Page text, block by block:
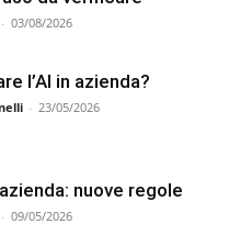
- 03/08/2026
l’AI in azienda?
- 23/05/2026
nuove regole
- 09/05/2026